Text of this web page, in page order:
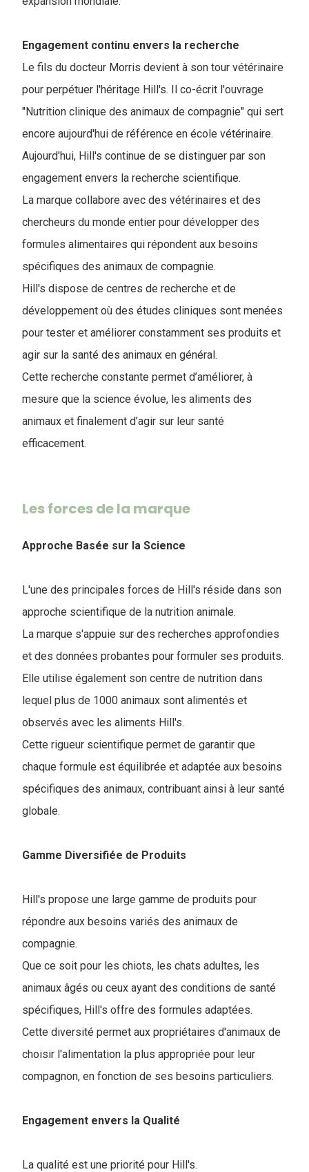
Engagement continu envers la recherche
Le fils du docteur Morris devient à son tour vétérinaire
pour perpétuer l'héritage Hill's. Il co-écrit l'ouvrage
"Nutrition clinique des animaux de compagnie" qui sert
encore aujourd'hui de référence en école vétérinaire.
Aujourd'hui, Hill's continue de se distinguer par son
engagement envers la recherche scientifique.
La marque collabore avec des vétérinaires et des
chercheurs du monde entier pour développer des
formules alimentaires qui répondent aux besoins
spécifiques des animaux de compagnie.
Hill's dispose de centres de recherche et de
développement où des études cliniques sont menées
pour tester et améliorer constamment ses produits et
agir sur la santé des animaux en général.
Cette recherche constante permet d’améliorer, à
mesure que la science évolue, les aliments des
animaux et finalement d’agir sur leur santé
efficacement.
Les forces de la marque
Approche Basée sur la Science
L'une des principales forces de Hill's réside dans son
approche scientifique de la nutrition animale.
La marque s'appuie sur des recherches approfondies
et des données probantes pour formuler ses produits.
Elle utilise également son centre de nutrition dans
lequel plus de 1000 animaux sont alimentés et
observés avec les aliments Hill's.
Cette rigueur scientifique permet de garantir que
chaque formule est équilibrée et adaptée aux besoins
spécifiques des animaux, contribuant ainsi à leur santé
globale.
Gamme Diversifiée de Produits
Hill's propose une large gamme de produits pour
répondre aux besoins variés des animaux de
compagnie.
Que ce soit pour les chiots, les chats adultes, les
animaux âgés ou ceux ayant des conditions de santé
spécifiques, Hill's offre des formules adaptées.
Cette diversité permet aux propriétaires d'animaux de
choisir l'alimentation la plus appropriée pour leur
compagnon, en fonction de ses besoins particuliers.
Engagement envers la Qualité
La qualité est une priorité pour Hill's.